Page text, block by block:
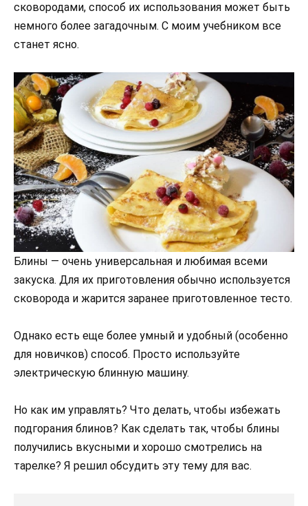
сковородами, способ их использования может быть
немного более загадочным. С моим учебником все
станет ясно.
Блины — очень универсальная и любимая всеми
закуска. Для их приготовления обычно используется
сковорода и жарится заранее приготовленное тесто.
Однако есть еще более умный и удобный (особенно
для новичков) способ. Просто используйте
электрическую блинную машину.
Но как им управлять? Что делать, чтобы избежать
подгорания блинов? Как сделать так, чтобы блины
получились вкусными и хорошо смотрелись на
тарелке? Я решил обсудить эту тему для вас.